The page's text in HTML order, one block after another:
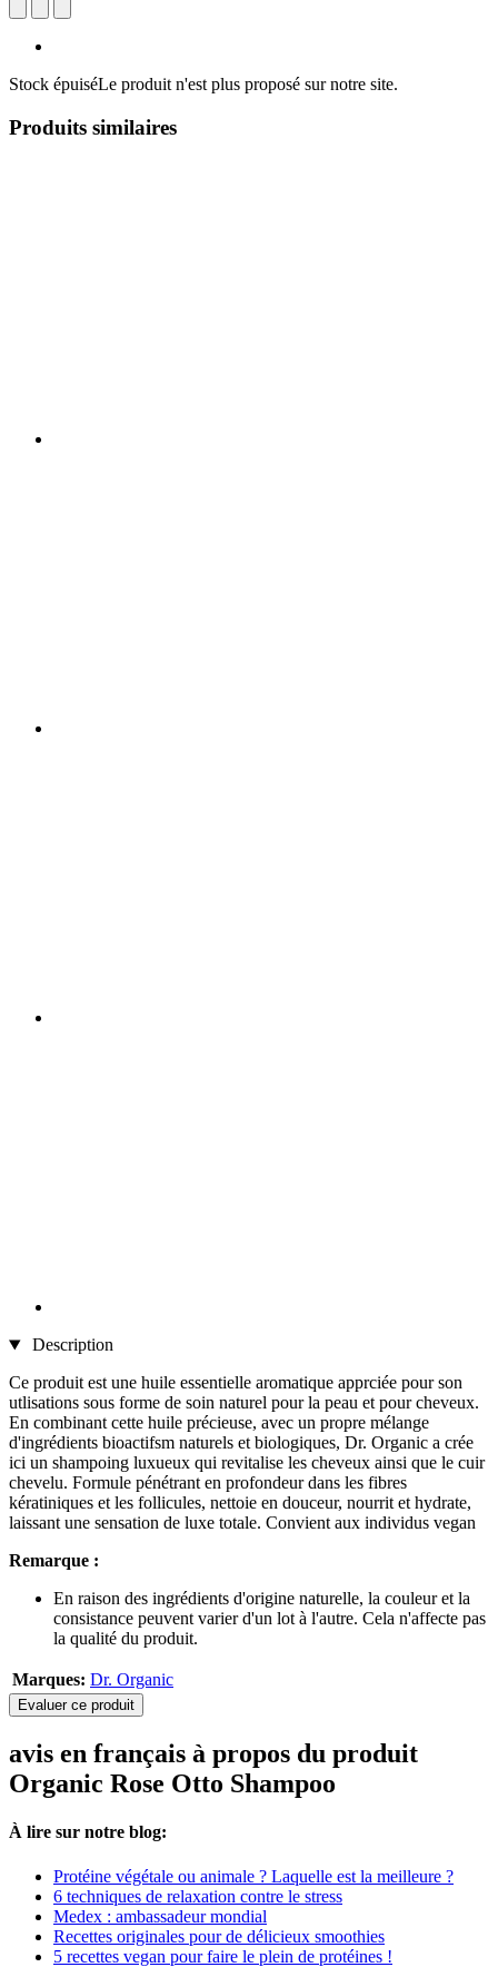
Stock épuiséLe produit n'est plus proposé sur notre site.
Produits similaires
Description
Ce produit est une huile essentielle aromatique apprciée pour son
utlisations sous forme de soin naturel pour la peau et pour cheveux.
En combinant cette huile précieuse, avec un propre mélange
d'ingrédients bioactifsm naturels et biologiques, Dr. Organic a crée
ici un shampoing luxueux qui revitalise les cheveux ainsi que le cuir
chevelu. Formule pénétrant en profondeur dans les fibres
kératiniques et les follicules, nettoie en douceur, nourrit et hydrate,
laissant une sensation de luxe totale. Convient aux individus vegan
Remarque :
En raison des ingrédients d'origine naturelle, la couleur et la
consistance peuvent varier d'un lot à l'autre. Cela n'affecte pas
la qualité du produit.
Marques: Dr. Organic
Evaluer ce produit
avis en français à propos du produit
Organic Rose Otto Shampoo
À lire sur notre blog:
Protéine végétale ou animale ? Laquelle est la meilleure ?
6 techniques de relaxation contre le stress
Medex : ambassadeur mondial
Recettes originales pour de délicieux smoothies
5 recettes vegan pour faire le plein de protéines !